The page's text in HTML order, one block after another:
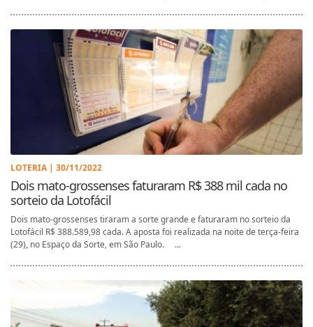
LOTERIA | 30/11/2022
Dois mato-grossenses faturaram R$ 388 mil cada no
sorteio da Lotofácil
Dois mato-grossenses tiraram a sorte grande e faturaram no sorteio da
Lotofácil R$ 388.589,98 cada. A aposta foi realizada na noite de terça-feira
(29), no Espaço da Sorte, em São Paulo. ...